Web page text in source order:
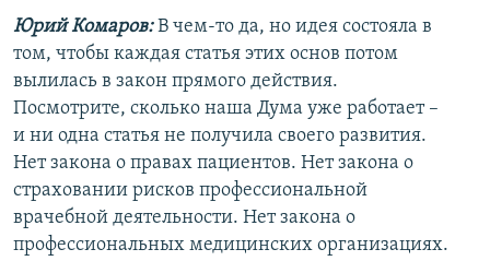
Юрий Комаров:В чем-то да, но идея состояла в
том, чтобы каждая статья этих основ потом
вылилась в закон прямого действия.
Посмотрите, сколько наша Дума уже работает –
и ни одна статья не получила своего развития.
Нет закона о правах пациентов. Нет закона о
страховании рисков профессиональной
врачебной деятельности. Нет закона о
профессиональных медицинских организациях.